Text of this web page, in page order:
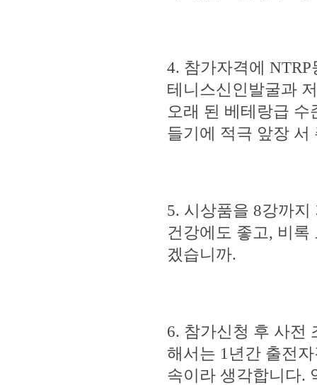
4. 참가자격에
테니스신인발굴과
오래 된 베테랑급 수
들기에 적극 앞장 서
5. 시상품을 8강까
건강에도 좋고, 비
겠습니까.
6. 참가신청 후 사전
해서는 1년간 출전
속이라 생각합니다.